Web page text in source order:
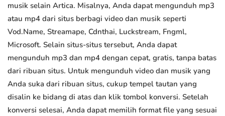
musik selain Artica. Misalnya, Anda dapat mengunduh mp3
atau mp4 dari situs berbagi video dan musik seperti
Vod.Name, Streamape, Cdnthai, Luckstream, Fngml,
Microsoft. Selain situs-situs tersebut, Anda dapat
mengunduh mp3 dan mp4 dengan cepat, gratis, tanpa batas
dari ribuan situs. Untuk mengunduh video dan musik yang
Anda suka dari ribuan situs, cukup tempel tautan yang
disalin ke bidang di atas dan klik tombol konversi. Setelah
konversi selesai, Anda dapat memilih format file yang sesuai